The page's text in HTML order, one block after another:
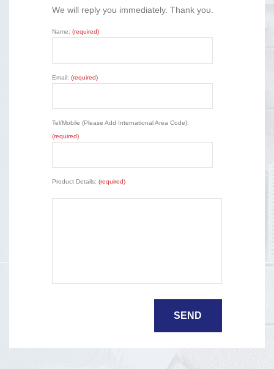
We will reply you immediately. Thank you.
Name: (required)
Email: (required)
Tel/Mobile (Please Add International Area Code):
(required)
Product Details: (required)